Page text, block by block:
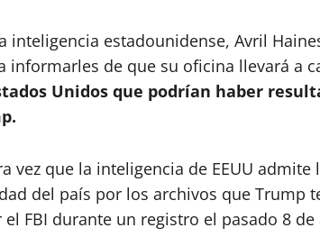
inteligencia estadounidense, Avril
informarles de que su oficina llevará a
Unidos que podrían haber
vez que la inteligencia de EEUU
del país por los archivos que Trump
FBI durante un registro el pasado 8 de